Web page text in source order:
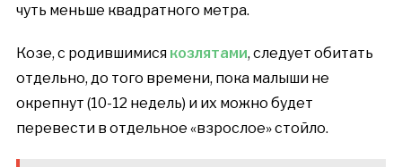
чуть меньше квадратного метра.
Козе, с родившимися козлятами, следует обитать
отдельно, до того времени, пока малыши не
окрепнут (10-12 недель) и их можно будет
перевести в отдельное «взрослое» стойло.